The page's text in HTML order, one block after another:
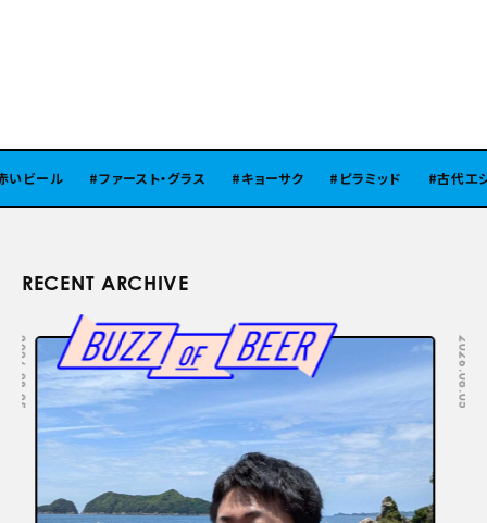
ール ファースト・グラス キョーサク ピラミッド 古代エジ
RECENT ARCHIVE
2026.08.05